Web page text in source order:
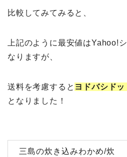
比較してみてみると、
上記のように最安値はYahoo!
なりますが、
送料を考慮すると ヨドバシド
となりました！
三島の炊き込みわかめ/炊